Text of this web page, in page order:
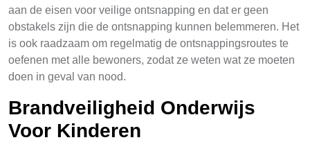
aan de eisen voor veilige ontsnapping en dat er geen
obstakels zijn die de ontsnapping kunnen belemmeren. Het
is ook raadzaam om regelmatig de ontsnappingsroutes te
oefenen met alle bewoners, zodat ze weten wat ze moeten
doen in geval van nood.
Brandveiligheid Onderwijs
Voor Kinderen